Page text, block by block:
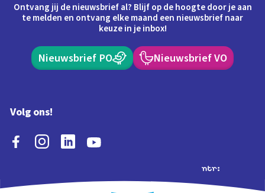
Ontvang jij de nieuwsbrief al? Blijf op de hoogte door je aan
te melden en ontvang elke maand een nieuwsbrief naar
keuze in je inbox!
Nieuwsbrief PO Nieuwsbrief VO
Volg ons!